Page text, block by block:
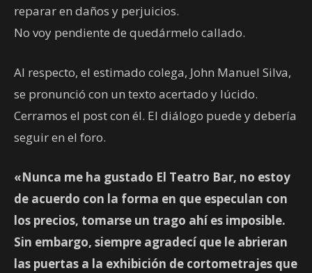
reparar en daños y perjuicios.
No voy pendiente de quedármelo callado.
Al respecto, el estimado colega, John Manuel Silva,
se pronunció con un texto acertado y lúcido.
Cerramos el post con él. El diálogo puede y debería
seguir en el foro.
«Nunca me ha gustado El Teatro Bar, no estoy
de acuerdo con la forma en que especulan con
los precios, tomarse un trago ahí es imposible.
Sin embargo, siempre agradecí que le abrieran
las puertas a la exhibición de cortometrajes que